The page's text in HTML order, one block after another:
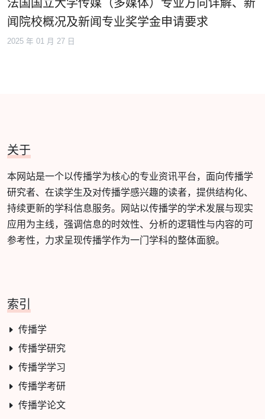
法国国立大学传媒（多媒体）专业方向详解、新
闻院校概况及新闻专业奖学金申请要求
2025 年 01 月 27 日
关于
本网站是一个以传播学为核心的专业资讯平台，面向传播学
研究者、在读学生及对传播学感兴趣的读者，提供结构化、
持续更新的学科信息服务。网站以传播学的学术发展与现实
应用为主线，强调信息的时效性、分析的逻辑性与内容的可
参考性，力求呈现传播学作为一门学科的整体面貌。
索引
传播学
传播学研究
传播学学习
传播学考研
传播学论文